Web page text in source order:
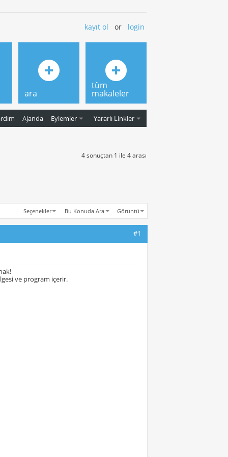
kayıt ol or login
Ajanda Eylemler Yararlı Linkler
ara
tüm
makaleler
4 sonuçtan 1 ile 4 arası
Seçenekler Bu Konuda Ara Görüntü
#1
ve program içerir.